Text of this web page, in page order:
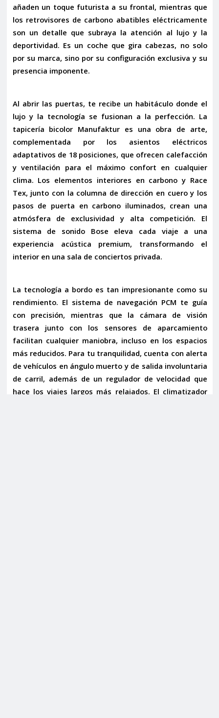
añaden un toque futurista a su frontal, mientras que
los retrovisores de carbono abatibles eléctricamente
son un detalle que subraya la atención al lujo y la
deportividad. Es un coche que gira cabezas, no solo
por su marca, sino por su configuración exclusiva y su
presencia imponente.
Al abrir las puertas, te recibe un habitáculo donde el
lujo y la tecnología se fusionan a la perfección. La
tapicería bicolor Manufaktur es una obra de arte,
complementada por los asientos eléctricos
adaptativos de 18 posiciones, que ofrecen calefacción
y ventilación para el máximo confort en cualquier
clima. Los elementos interiores en carbono y Race
Tex, junto con la columna de dirección en cuero y los
pasos de puerta en carbono iluminados, crean una
atmósfera de exclusividad y alta competición. El
sistema de sonido Bose eleva cada viaje a una
experiencia acústica premium, transformando el
interior en una sala de conciertos privada.
La tecnología a bordo es tan impresionante como su
rendimiento. El sistema de navegación PCM te guía
con precisión, mientras que la cámara de visión
trasera junto con los sensores de aparcamiento
facilitan cualquier maniobra, incluso en los espacios
más reducidos. Para tu tranquilidad, cuenta con alerta
de vehículos en ángulo muerto y de salida involuntaria
de carril, además de un regulador de velocidad que
hace los viajes largos más relajados. El climatizador